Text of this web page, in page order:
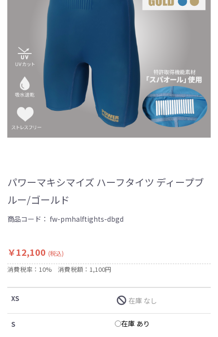
パワーマキシマイズ ハーフタイツ ディープブ
ルー/ゴールド
商品コード： fw-pmhalftights-dbgd
￥12,100 (税込)
消費税率：10% 消費税額：1,100円
XS 在庫 なし
S
在庫 あり